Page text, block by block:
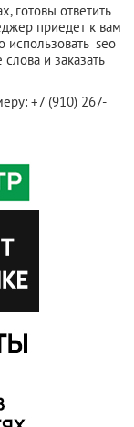
готовы ответить
приедет к вам
использовать seo
и заказать
+7 (910) 267-